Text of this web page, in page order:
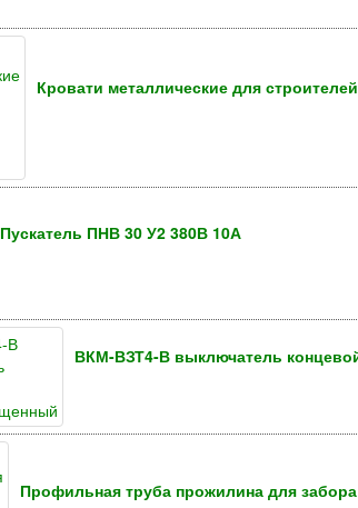
Кровати металлические для
Пускатель ПНВ 30 У2 380В 10А
ВКМ-ВЗТ4-В выключатель
Профильная труба прожилина для забора